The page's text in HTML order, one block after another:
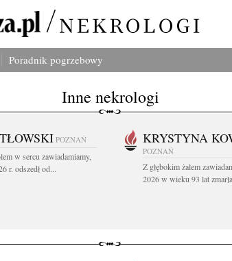
Poradnik pogrzebowy
Inne nekrologi
POZNAŃ
w sercu zawiadamiamy,
r. odszedł od...
KRYSTYNA
POZNAŃ
Z głębokim żalem
2026 w wieku 93 lat